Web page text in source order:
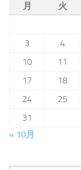
月
火
3
4
10
11
17
18
24
25
31
« 10月